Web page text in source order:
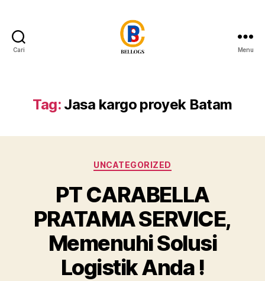
Cari
Customs
Clearance
Trucking
Moving
Heavy
Equipment
Crane
Forklift
Flat
Rack
Low
Menu
Tag: Jasa kargo proyek Batam
Kategori
UNCATEGORIZED
PT CARABELLA
PRATAMA SERVICE,
Memenuhi Solusi
Logistik Anda !